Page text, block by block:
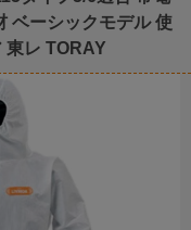
ベーシックモデル 使
東レ TORAY